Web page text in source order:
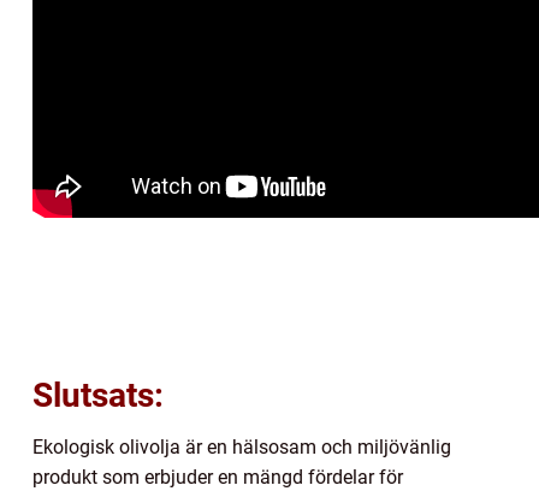
Slutsats:
Ekologisk olivolja är en hälsosam och miljövänlig
produkt som erbjuder en mängd fördelar för